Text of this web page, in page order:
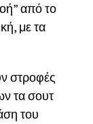
από το
με τα
στροφές
τα σουτ
του